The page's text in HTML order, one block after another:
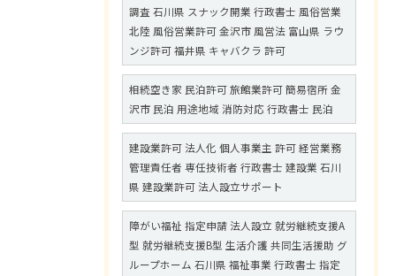
調査 石川県 スナック開業 行政書士 風俗営業
北陸 風俗営業許可 金沢市 風営法 富山県 ラウ
ンジ許可 福井県 キャバクラ 許可
相続空き家 民泊許可 旅館業許可 簡易宿所 金
沢市 民泊 用途地域 消防対応 行政書士 民泊
建設業許可 法人化 個人事業主 許可 経営業務
管理責任者 専任技術者 行政書士 建設業 石川
県 建設業許可 法人設立サポート
障がい福祉 指定申請 法人設立 就労継続支援A
型 就労継続支援B型 生活介護 共同生活援助 グ
ループホーム 石川県 福祉事業 行政書士 指定